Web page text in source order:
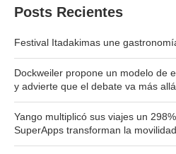
Posts Recientes
Festival Itadakimas une
Dockweiler propone un modelo de
y advierte que el debate va más
Yango multiplicó sus viajes un
SuperApps transforman la